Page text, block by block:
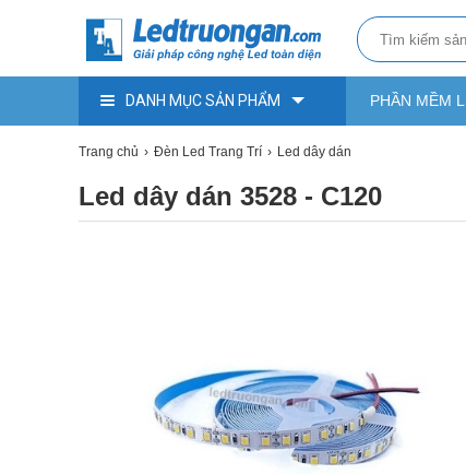
DANH MỤC SẢN PHẨM PHẦN MỀM
Trang chủ Đèn Led Trang Trí Led dây dán
Led dây dán 3528 - C120